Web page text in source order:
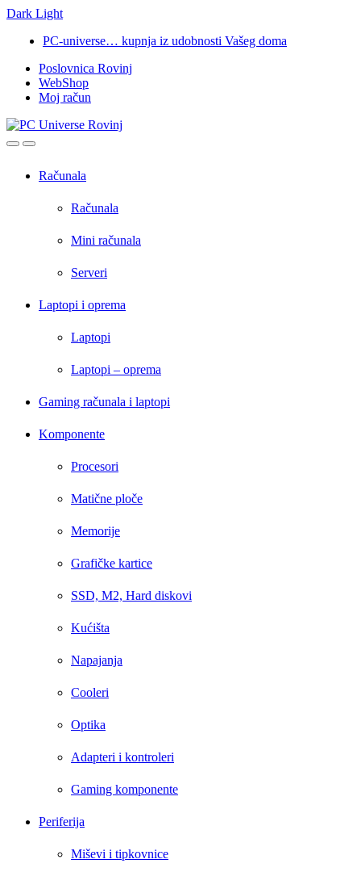
Dark Light
navigation
content
PC-universe… kupnja iz udobnosti Vašeg doma
Poslovnica Rovinj
WebShop
Moj račun
OpenClose
Računala
Računala
Mini računala
Serveri
Laptopi i oprema
Laptopi
Laptopi – oprema
Gaming računala i laptopi
Komponente
Procesori
Matične ploče
Memorije
Grafičke kartice
SSD, M2, Hard diskovi
Kućišta
Napajanja
Cooleri
Optika
Adapteri i kontroleri
Gaming komponente
Periferija
Miševi i tipkovnice